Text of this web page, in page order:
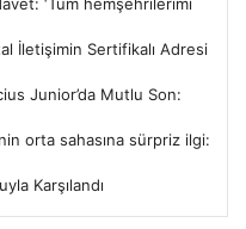
İletişimin Sertifikalı Adresi
Junior’da Mutlu Son:
orta sahasına sürpriz ilgi:
Karşılandı